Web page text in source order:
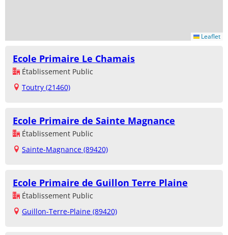
Leaflet
Ecole Primaire Le Chamais
Établissement Public
Toutry (21460)
Ecole Primaire de Sainte Magnance
Établissement Public
Sainte-Magnance (89420)
Ecole Primaire de Guillon Terre Plaine
Établissement Public
Guillon-Terre-Plaine (89420)